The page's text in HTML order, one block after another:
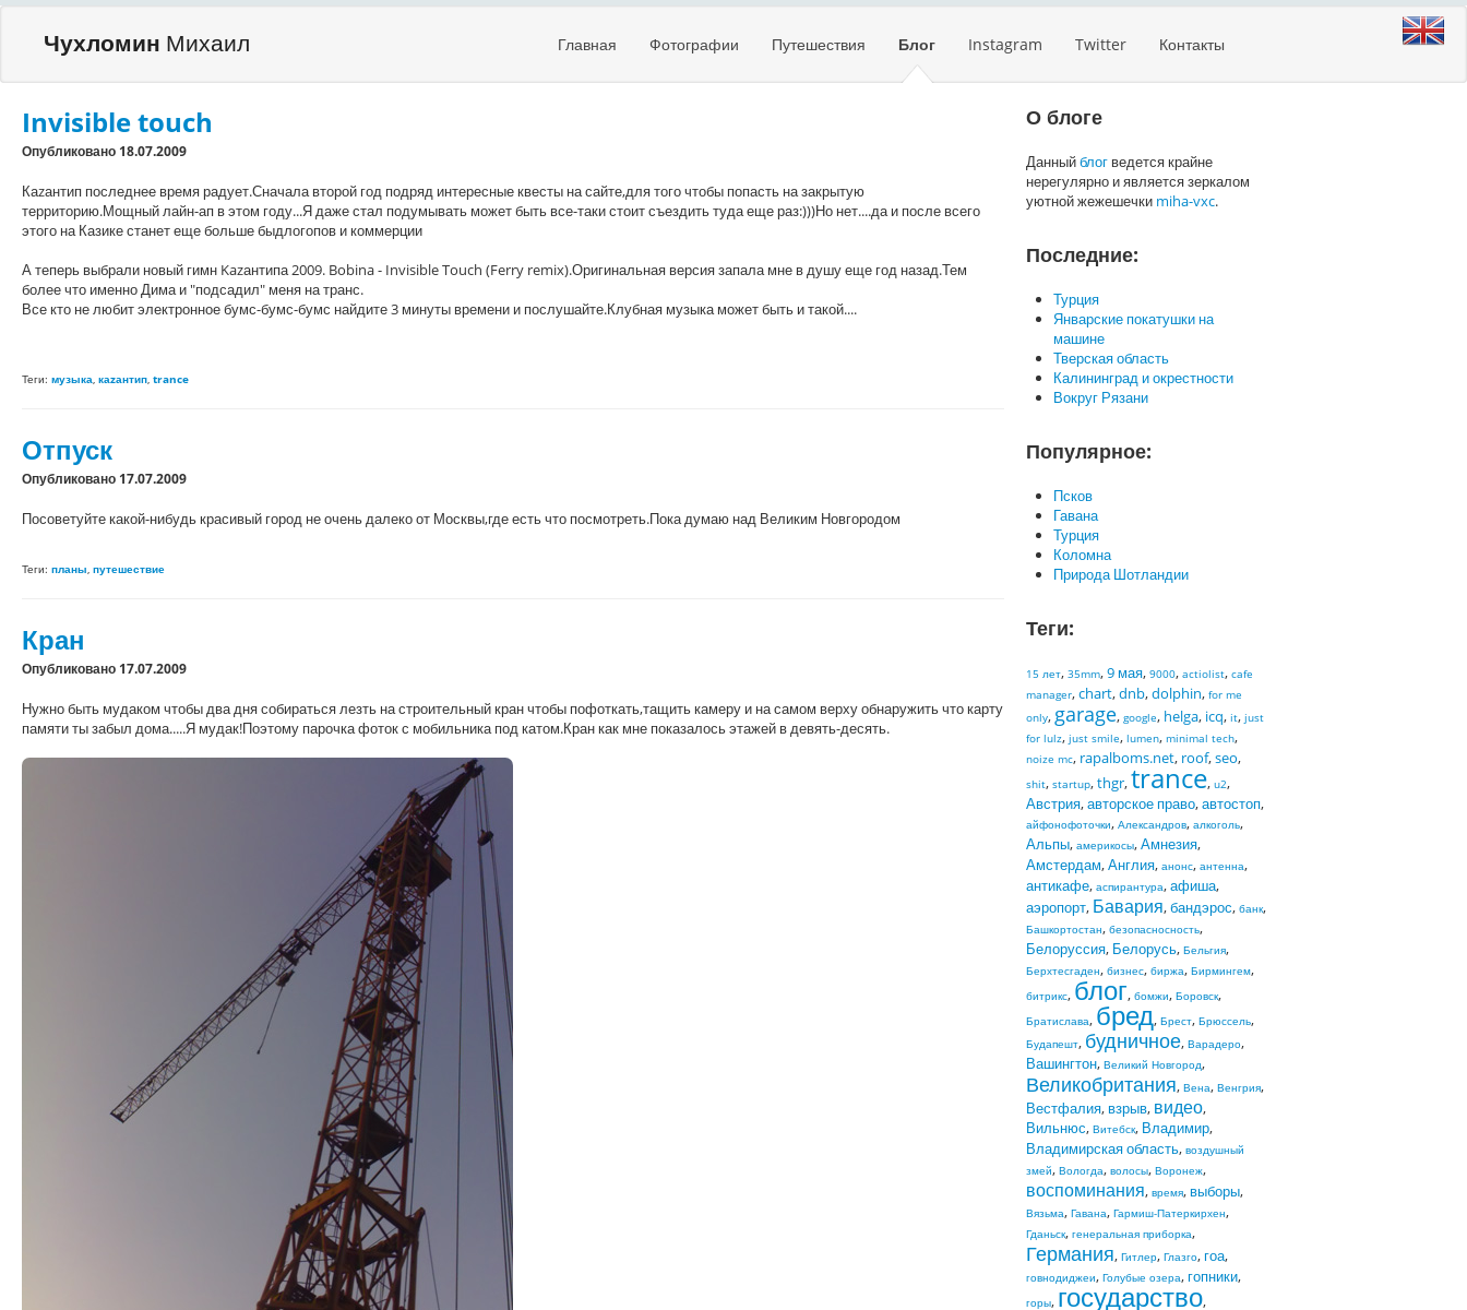
Чухломин Михаил Главная Фотографии Путешествия Блог Instagram Twitter Контакты
Invisible touch
Опубликовано 18.07.2009
Каzантип последнее время радует.Сначала второй год подряд интересные квесты на сайте,для того чтобы попасть на закрытую
территорию.Мощный лайн-ап в этом году...Я даже стал подумывать может быть все-таки стоит съездить туда еще раз:)))Но нет....да и после всего
этого на Казике станет еще больше быдлогопов и коммерции
А теперь выбрали новый гимн Kazантипа 2009. Bobina - Invisible Touch (Ferry remix).Оригинальная версия запала мне в душу еще год назад.Тем
более что именно Димаи "подсадил" меня на транс.
Все кто не любит электронное бумс-бумс-бумс найдите 3 минуты времени и послушайте.Клубная музыка может быть и такой....
Теги: музыка, каzантип, trance
Отпуск
Опубликовано 17.07.2009
Посоветуйте какой-нибудь красивый город не очень далеко от Москвы,где есть что посмотреть.Пока думаю над Великим Новгородом
Теги: планы, путешествие
Кран
Опубликовано 17.07.2009
Нужно быть мудаком чтобы два дня собираться лезть на строительный кран чтобы пофоткать,тащить камеру и на самом верху обнаружить что карту
памяти ты забыл дома.....Я мудак!Поэтому парочка фоток с мобильника под катом.Кран как мне показалось этажей в девять-десять.
О блоге
Данныйблог ведется крайне
нерегулярно и является зеркалом
уютной жежешечки miha-vxc.
Последние:
Турция
Январские покатушки на
машине
Тверская область
Калининград и окрестности
Вокруг Рязани
Популярное:
Псков
Гавана
Турция
Коломна
Природа Шотландии
Теги:
15 лет, 35mm,9 мая, 9000, actiolist, cafe
manager,chart,dnb,dolphin, for me
only, garage, google, helga, icq, it, just
for lulz, just smile, lumen, minimal tech,
noize mc, rapalboms.net, roof,seo,
shit, startup,thgr,trance, u2,
Австрия,авторское право,автостоп,
айфонофоточки, Александров, алкоголь,
Альпы, америкосы,Амнезия,
Амстердам,Англия, анонс, антенна,
антикафе, аспирантура,афиша,
аэропорт, Бавария,бандэрос, банк,
Башкортостан, безопасносность,
Белоруссия, Белорусь, Бельгия,
Берхтесгаден, бизнес, биржа, Бирмингем,
битрикс, блог, бомжи, Боровск,
Братислава, бред, Брест, Брюссель,
Будапешт, будничное, Варадеро,
Вашингтон, Великий Новгород,
Великобритания, Вена, Венгрия,
Вестфалия,взрыв, видео,
Вильнюс, Витебск, Владимир,
Владимирская область, воздушный
змей, Вологда, волосы, Воронеж,
воспоминания, время,выборы,
Вязьма, Гавана, Гармиш-Патеркирхен,
Гданьск, генеральная приборка,
Германия, Гитлер, Глазго,гоа,
говнодиджеи, Голубые озера,гопники,
горы, государство,